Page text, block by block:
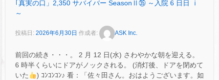
｢真実の口」2,350 サバイバー SeasonⅡ㉟ ～入院 6 日日 ⅰ
～
投稿日: 2026年6月30日 作成者: ASK Inc.
前回の続き・・・。 2 月 12 日(水) さわやかな朝を迎える。
6 時半くらいにドアがノックされる。 (消灯後、ドアを閉めて
いた
) ｺﾝｺﾝｺﾝ♪ 看：「佐々田さん。おはようございます。如